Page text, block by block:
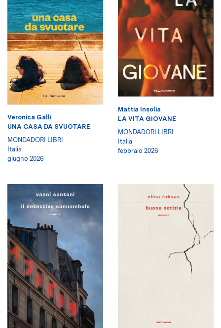
Veronica Galli
UNA CASA DA SVUOTARE
MONDADORI LIBRI
Italia
giugno 2026
Mattia Insolia
LA VITA GIOVANE
MONDADORI LIBRI
Italia
febbraio 2026